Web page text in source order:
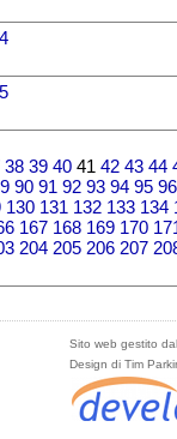
38 39 4041 42 43 44
90 91 92 93 94 95 96
130 131 132 133 134
167 168 169 170
204 205 206 207
Sito web gestito
Design di Tim